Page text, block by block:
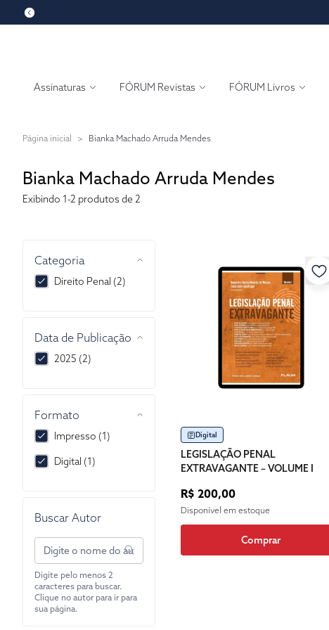
Assinaturas FÓRUM Revistas FÓRUM Livros
Página inicial > Bianka Machado Arruda Mendes
Bianka Machado Arruda Mendes
Exibindo 1-2 produtos de 2
Data de Publicação
2025 (2)
Formato
Impresso (1)
Digital (1)
Categoria
Direito Penal (2)
Buscar Autor
Digite pelo menos 2
caracteres para buscar.
Clique no autor para ir para
sua página.
Digital
LEGISLAÇÃO PENAL
EXTRAVAGANTE – VOLUME I
R$ 200,00
Disponível em estoque
Comprar